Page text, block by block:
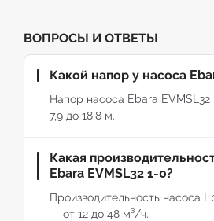
ВОПРОСЫ И ОТВЕТЫ
Какой напор у насоса
Напор насоса Ebara EVMSL32
7,9 до 18,8 м.
Какая
Ebara EVMSL32 1-0?
Производительность насоса
— от 12 до 48 м³/ч.